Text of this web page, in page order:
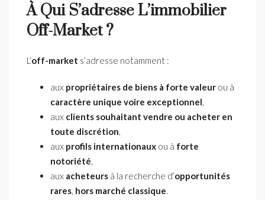
À Qui S’adresse L’immobilier
Off-Market ?
L’off-market s’adresse notamment :
aux propriétaires de biens à forte valeur ou à
caractère unique voire exceptionnel
aux clients souhaitant vendre ou acheter en
toute discrétion
aux profils internationaux ou à forte
notoriété
aux acheteurs à la recherche d’opportunités
rares hors marché classique